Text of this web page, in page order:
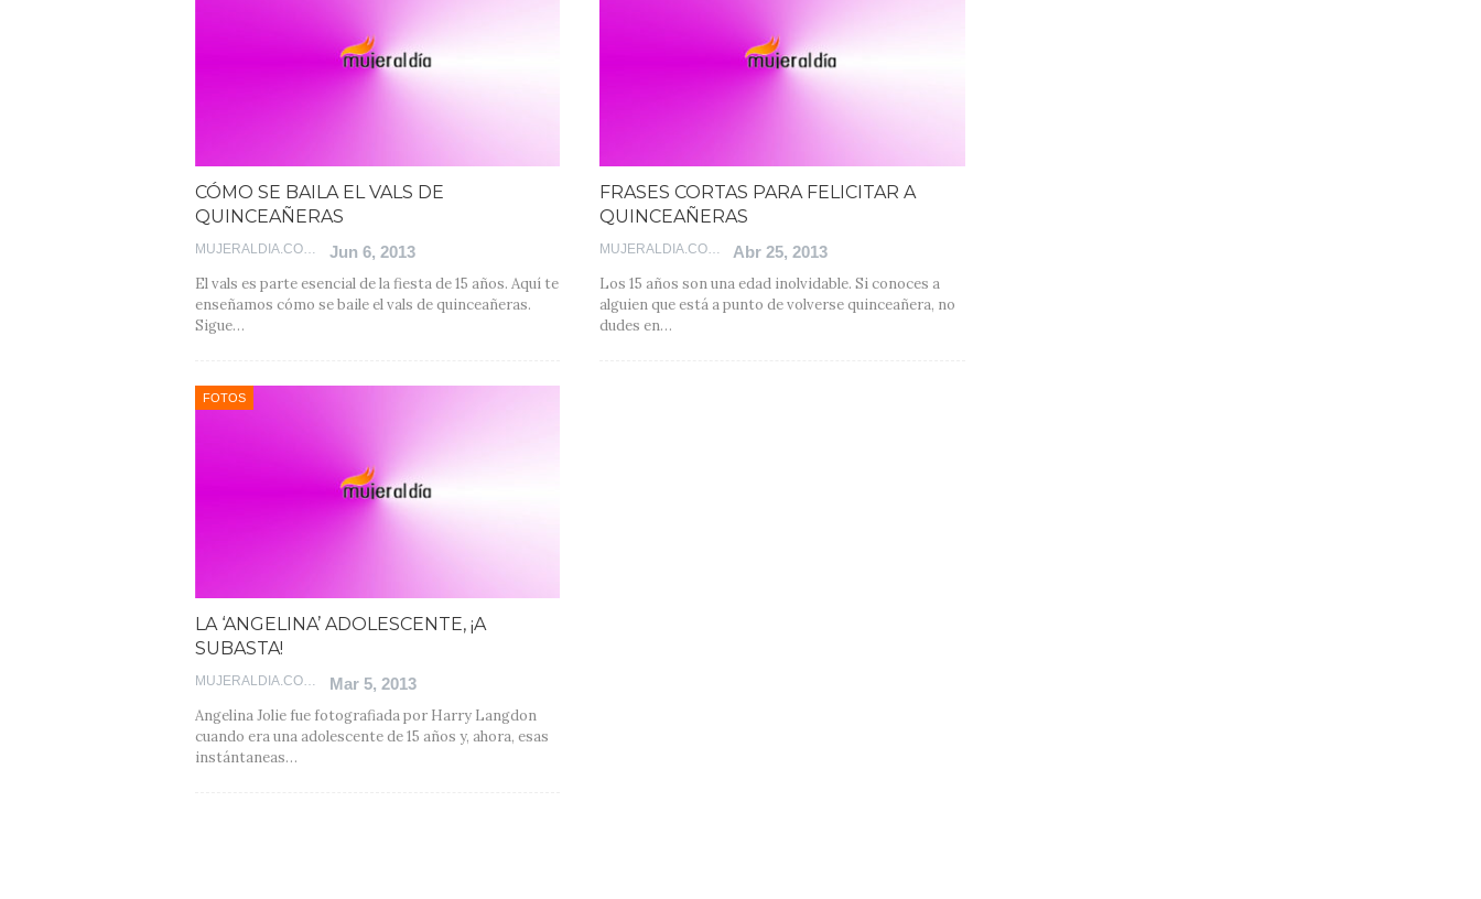
CÓMO SE BAILA EL VALS DE
QUINCEAÑERAS
MUJERALDIA.COM
Jun 6, 2013
El vals es parte esencial de la fiesta de 15 años. Aquí te
enseñamos cómo se baile el vals de quinceañeras.
Sigue…
FRASES CORTAS PARA FELICITAR A
QUINCEAÑERAS
MUJERALDIA.COM
Abr 25, 2013
Los 15 años son una edad inolvidable. Si conoces a
alguien que está a punto de volverse quinceañera, no
dudes en…
FOTOS
LA ‘ANGELINA’ ADOLESCENTE, ¡A
SUBASTA!
Mar 5, 2013
Angelina Jolie fue fotografiada por Harry Langdon
cuando era una adolescente de 15 años y, ahora, esas
instántaneas…